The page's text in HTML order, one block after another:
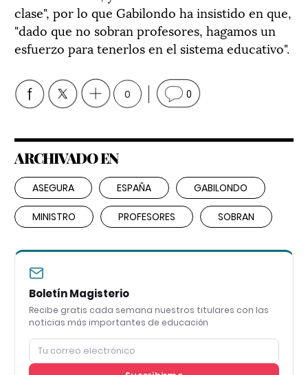
clase", por lo que Gabilondo ha insistido en que,
"dado que no sobran profesores, hagamos un
esfuerzo para tenerlos en el sistema educativo".
0 0
ARCHIVADO EN
ASEGURA ESPAÑA GABILONDO
MINISTRO PROFESORES SOBRAN
Boletín Magisterio
Recibe gratis cada semana nuestros titulares con las
noticias más importantes de educación